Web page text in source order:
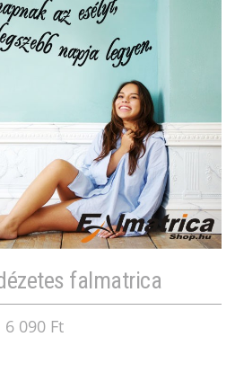
falmatrica
6 090 Ft